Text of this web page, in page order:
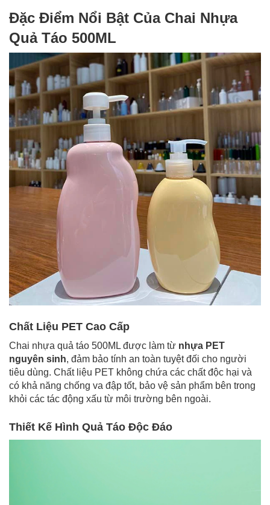
Đặc Điểm Nổi Bật Của Chai Nhựa
Quả Táo 500ML
Chất Liệu PET Cao Cấp
Chai nhựa quả táo 500ML được làm từ nhựa PET
nguyên sinh, đảm bảo tính an toàn tuyệt đối cho người
tiêu dùng. Chất liệu PET không chứa các chất độc hại và
có khả năng chống va đập tốt, bảo vệ sản phẩm bên trong
khỏi các tác động xấu từ môi trường bên ngoài.
Thiết Kế Hình Quả Táo Độc Đáo